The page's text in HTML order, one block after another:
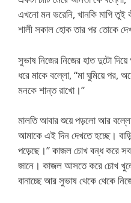
এখনো মন ভরেনি, খানকি মাগি তুই
শালী সকাল হোক তার পর তোকে
সুভাষ নিজের নিজের হাত দুটো দিয়ে
ধরে মাকে বল্লো, “মা ঘুমিয়ে পর,
মনকে শান্ত রাখো।”
মালতি আবার শুয়ে পড়লো আর
আমাকে এই দিন দেখতে হচ্ছে।
পড়েছে।” কাজল চোখ বন্ধ করে
জানে। কাজল আসতে করে চোখ
বানাচ্ছে আর সুভাষ থেকে থেকে